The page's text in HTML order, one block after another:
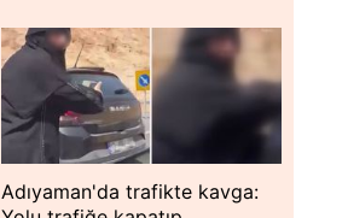
Adıyaman'da trafikte kavga: